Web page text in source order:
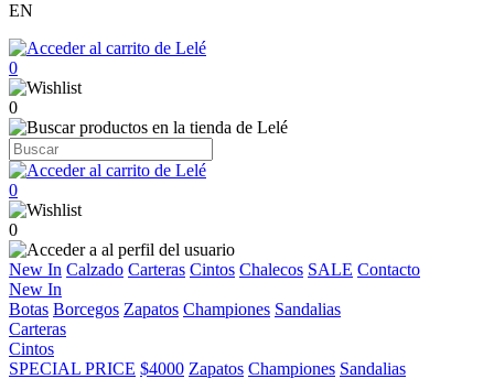
EN
0
0
0
0
New In Calzado Carteras Cintos Chalecos SALE Contacto
New In
Botas Borcegos Zapatos Championes Sandalias
Carteras
Cintos
SPECIAL PRICE $4000 Zapatos Championes Sandalias